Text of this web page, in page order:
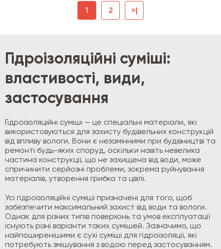
1 2 >|
Гідроізоляційні суміші:
властивості, види,
застосування
Гідроізоляційні суміші — це спеціальні матеріали, які
використовуються для захисту будівельних конструкцій
від впливу вологи. Вони є незамінними при будівництві та
ремонті будь-яких споруд, оскільки навіть невелика
частина конструкції, що не захищена від води, може
спричинити серйозні проблеми, зокрема руйнування
матеріалів, утворення грибка та цвілі.
Усі гідроізоляційні суміші призначені для того, щоб
забезпечити максимальний захист від води та вологи.
Однак для різних типів поверхонь та умов експлуатації
існують різні варіанти таких сумішей. Зазначимо, що
найпоширенішими є сухі суміші для гідроізоляції, які
потребують змішування з водою перед застосуванням.